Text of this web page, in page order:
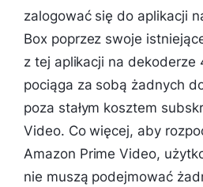
zalogować się do aplikacji
Box poprzez swoje
z tej aplikacji na dekoderze
pociąga za sobą żadnych
poza stałym kosztem
Video. Co więcej, aby
Amazon Prime Video,
nie muszą podejmować